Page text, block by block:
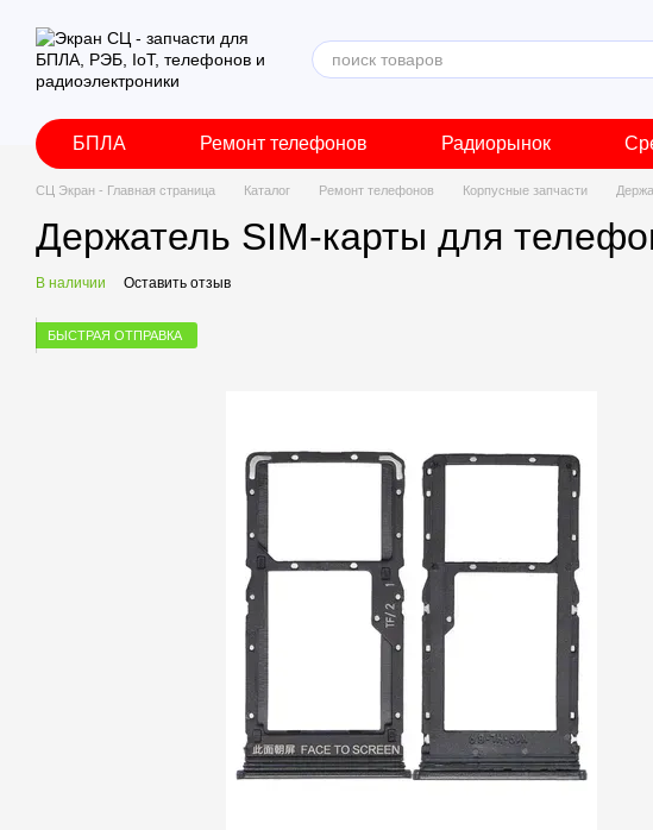
БПЛА Ремонт телефонов Радиорынок
СЦ Экран - Главная страница Каталог Ремонт телефонов Корпусные запчасти
Держатель SIM-карты для
В наличии Оставить отзыв
БЫСТРАЯ ОТПРАВКА